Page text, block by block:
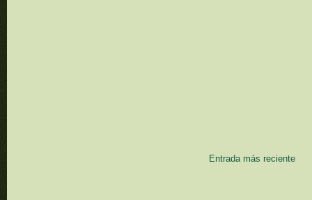
Entrada más reciente